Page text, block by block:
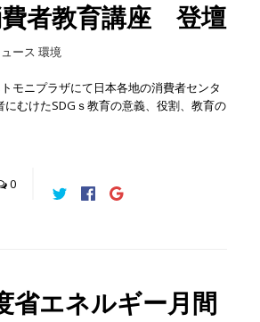
費者教育講座 登壇
ース 環境
モニプラザにて日本各地の消費者センタ
にむけたSDGｓ教育の意義、役割、教育の
0
省エネルギー月間